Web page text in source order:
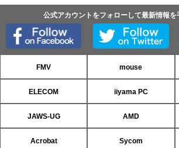
公式アカウントをフォローして最新情報を
FMV mouse
ELECOM iiyama PC
JAWS-UG AMD
Acrobat Sycom